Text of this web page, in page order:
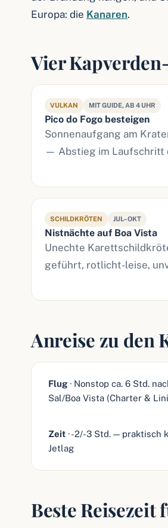
Europa: die Kanaren.
Vier
VULKAN MIT GUIDE, AB 4 UHR
Pico do Fogo besteigen
Sonnenaufgang am
— Abstieg im Laufschritt
SCHILDKRÖTEN JUL–OKT
Nistnächte auf Boa Vista
Unechte
geführt, rotlicht-leise,
Anreise zu den
Flug · Nonstop ca. 6 Std.
Sal/Boa Vista (Charter &
Zeit · -2/-3 Std. — praktisch
Jetlag
Beste Reisezeit